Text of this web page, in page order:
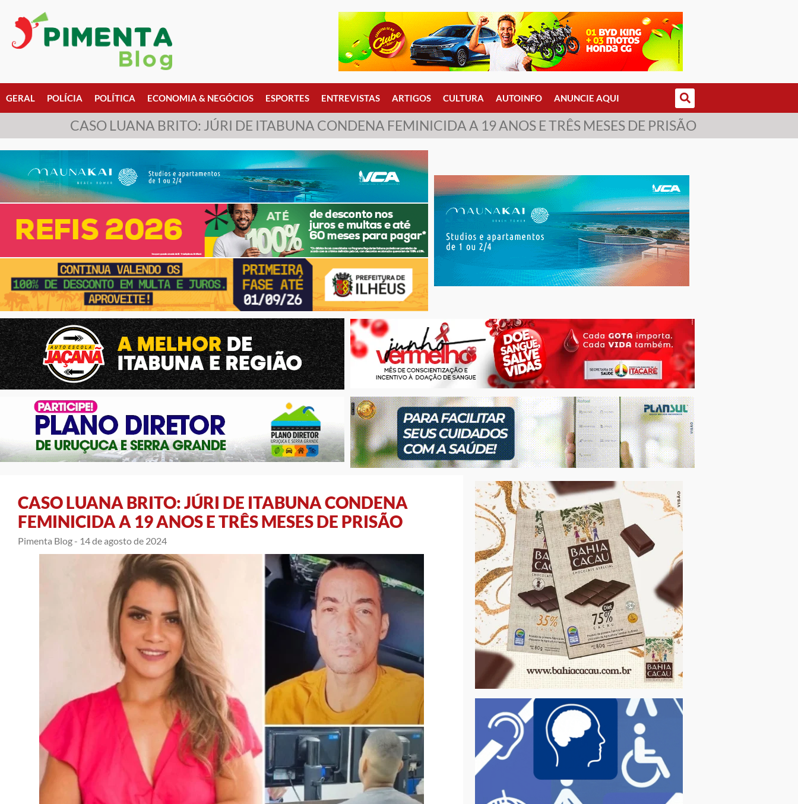
GERAL POLÍCIA POLÍTICA ECONOMIA & NEGÓCIOS ESPORTES ENTREVISTAS ARTIGOS CULTURA AUTOINFO ANUNCIE AQUI
CASO LUANA BRITO: JÚRI DE ITABUNA CONDENA FEMINICIDA A 19 ANOS E TRÊS MESES DE PRISÃO
CASO LUANA BRITO: JÚRI DE ITABUNA CONDENA
FEMINICIDA A 19 ANOS E TRÊS MESES DE PRISÃO
Pimenta Blog - 14 de agosto de 2024